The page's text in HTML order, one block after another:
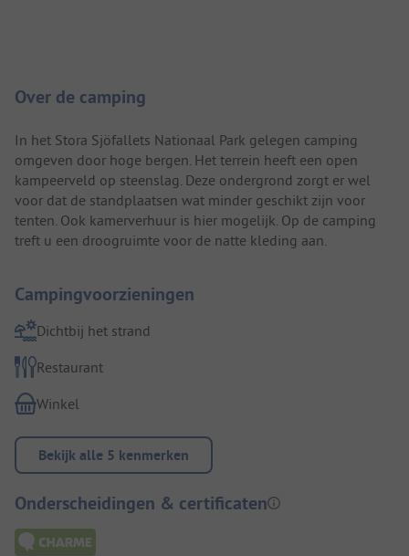
Over de camping
In het Stora Sjöfallets Nationaal Park gelegen camping
omgeven door hoge bergen. Het terrein heeft een open
kampeerveld op steenslag. Deze ondergrond zorgt er wel
voor dat de standplaatsen wat minder geschikt zijn voor
tenten. Ook kamerverhuur is hier mogelijk. Op de camping
treft u een droogruimte voor de natte kleding aan.
Campingvoorzieningen
Dichtbij het strand
Restaurant
Winkel
Bekijk alle 5 kenmerken
Onderscheidingen & certificaten